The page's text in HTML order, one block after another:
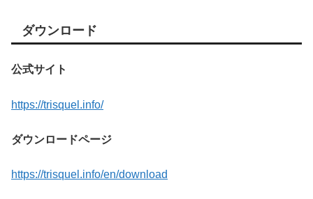
ダウンロード
公式サイト
https://trisquel.info/
ダウンロードページ
https://trisquel.info/en/download